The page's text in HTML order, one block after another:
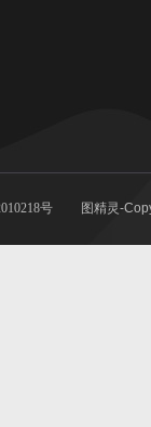
号 图精灵-